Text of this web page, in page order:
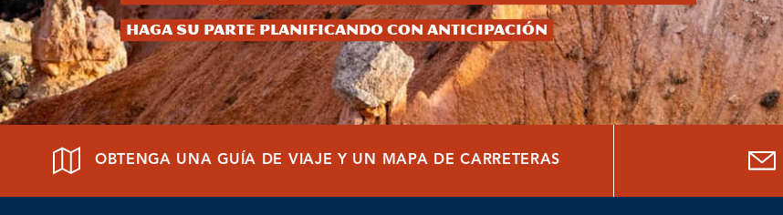
Haga su parte planificando con anticipación
OBTENGA UNA GUÍA DE VIAJE Y UN MAPA DE CARRETERAS